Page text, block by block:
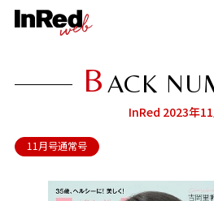
InRed 2023年
B ACK
11月号通常号